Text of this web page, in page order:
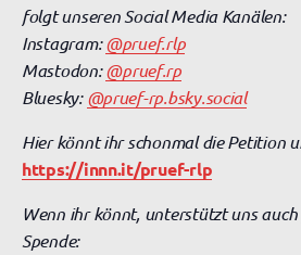
folgt unseren Social Media Kanälen:
Instagram:@pruef.rlp
Mastodon:@pruef.rp
Bluesky: @pruef-rp.bsky.social
Hier könnt ihr schonmal die Petition
https://innn.it/pruef-rlp
Wenn ihr könnt, unterstützt uns
Spende: